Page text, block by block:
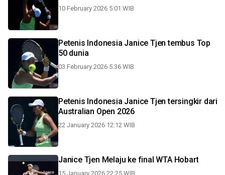
10 February 2026 5:01 WIB
Petenis Indonesia Janice Tjen tembus Top
50 dunia
03 February 2026 5:36 WIB
Petenis Indonesia Janice Tjen tersingkir dari
Australian Open 2026
22 January 2026 12:12 WIB
Janice Tjen Melaju ke final WTA Hobart
15 January 2026 22:25 WIB